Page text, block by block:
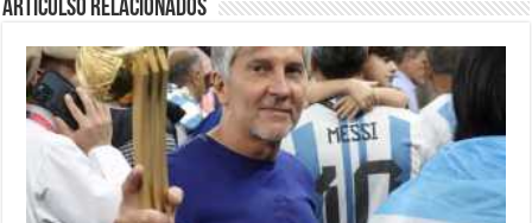
Articulso Relacionados